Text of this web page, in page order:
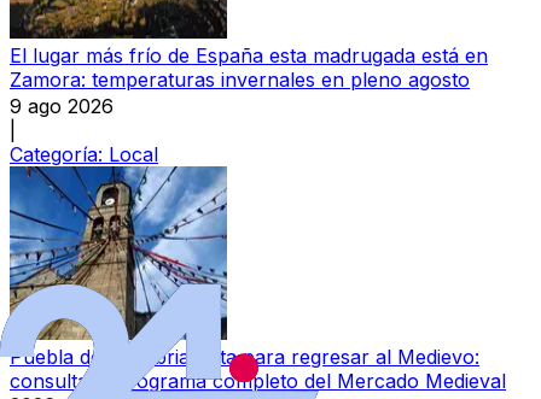
El lugar más frío de España esta madrugada está en
Zamora: temperaturas invernales en pleno agosto
9 ago 2026
Categoría: Local
Puebla de Sanabria, lista para regresar al Medievo:
consulta el programa completo del Mercado Medieval